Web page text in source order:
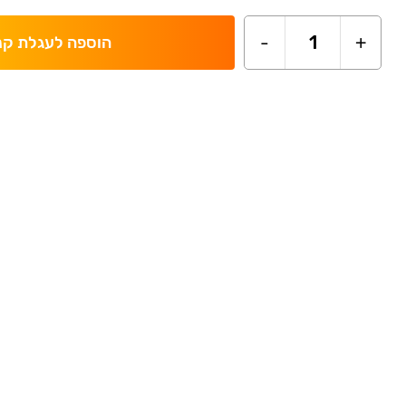
+
1
- הוספה לעגלת